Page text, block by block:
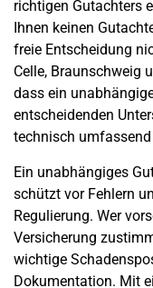
richtigen Gutachters
Ihnen keinen
freie Entscheidung
Celle, Braunschweig
dass ein
entscheidenden
technisch
Ein unabhängiges
schützt vor Fehlern
Regulierung. Wer
Versicherung
wichtige
Dokumentation. Mit